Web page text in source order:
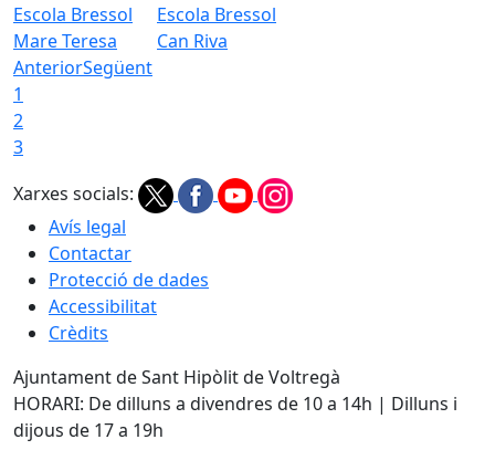
Escola Bressol
Mare Teresa
Escola Bressol
Can Riva
AnteriorSegüent
1
2
3
Xarxes socials:
Avís legal
Contactar
Protecció de dades
Accessibilitat
Crèdits
Ajuntament de Sant Hipòlit de Voltregà
HORARI: De dilluns a divendres de 10 a 14h | Dilluns i
dijous de 17 a 19h